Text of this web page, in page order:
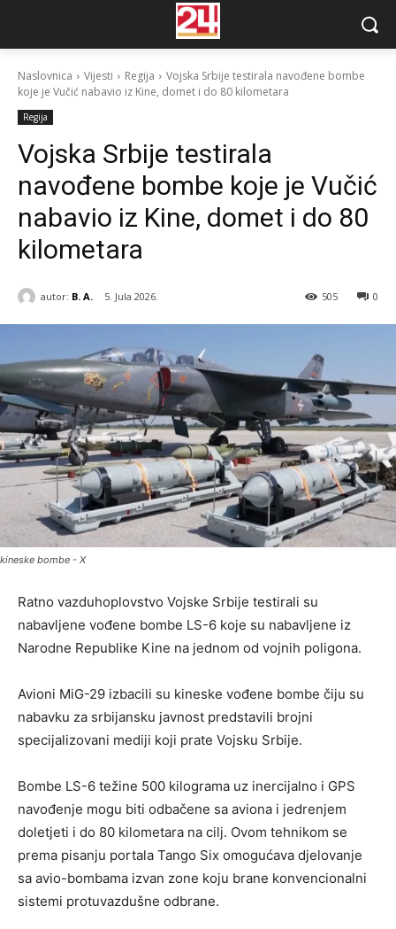
Naslovnica Vijesti Regija
Vojska Srbije testirala navođene bombe
koje je Vučić nabavio iz Kine, domet i do 80 kilometara
Regija
Vojska Srbije testirala
navođene bombe koje je Vučić
nabavio iz Kine, domet i do 80
kilometara
autor: B. A. 5. Jula 2026. 0
505
kineske bombe - X
Ratno vazduhoplovstvo Vojske Srbije testirali su
nabavljene vođene bombe LS-6 koje su nabavljene iz
Narodne Republike Kine na jednom od vojnih poligona.
Avioni MiG-29 izbacili su kineske vođene bombe čiju su
nabavku za srbijansku javnost predstavili brojni
specijalizovani mediji koji prate Vojsku Srbije.
Bombe LS-6 težine 500 kilograma uz inercijalno i GPS
navođenje mogu biti odbačene sa aviona i jedrenjem
doletjeti i do 80 kilometara na cilj. Ovom tehnikom se
prema pisanju portala Tango Six omogućava djelovanje
sa avio-bombama izvan zone koju brane konvencionalni
sistemi protuvazdušne odbrane.